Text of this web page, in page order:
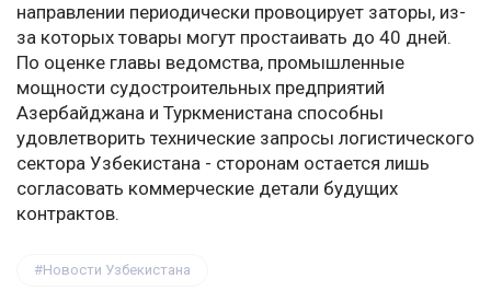
направлении периодически провоцирует заторы, из-
за которых товары могут простаивать до 40 дней.
По оценке главы ведомства, промышленные
мощности судостроительных предприятий
Азербайджана и Туркменистана способны
удовлетворить технические запросы логистического
сектора Узбекистана - сторонам остается лишь
согласовать коммерческие детали будущих
контрактов.
Новости Узбекистана